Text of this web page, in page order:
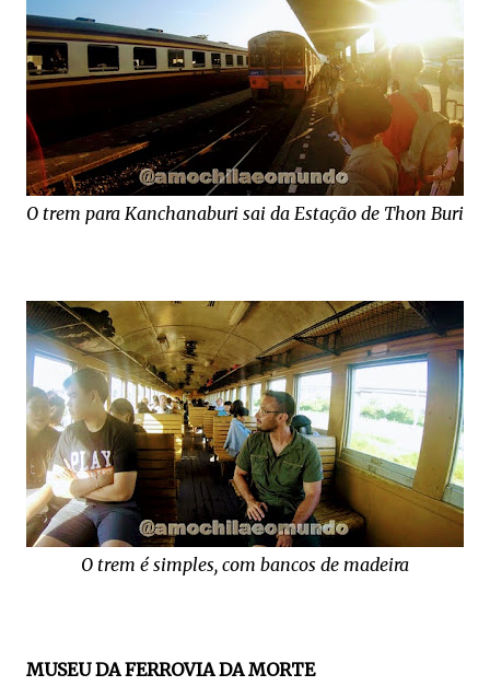
O trem para Kanchanaburi sai da Estação de Thon Buri
O trem é simples, com bancos de madeira
MUSEU DA FERROVIA DA MORTE